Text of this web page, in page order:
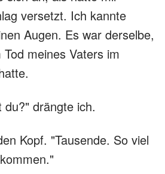
versetzt. Ich kannte
Augen. Es war derselbe,
meines Vaters im
du?" drängte ich.
Kopf. "Tausende. So viel